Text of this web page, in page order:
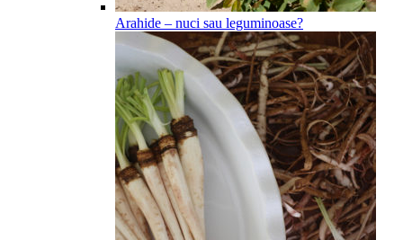
Arahide – nuci sau leguminoase?